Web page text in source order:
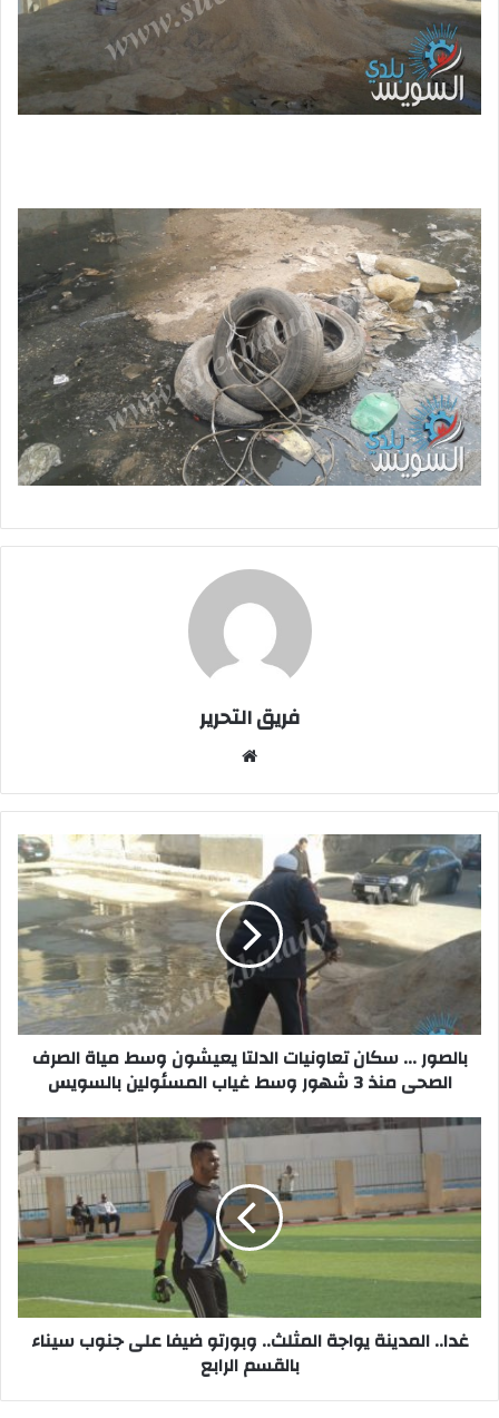
فريق التحرير
بالصور
...
سكان
تعاونيات
الدلتا
يعيشون
وسط
الصرف
الصحى
شهور
غياب
المسئولين
بالسويس
بالصور ... سكان تعاونيات الدلتا يعيشون وسط مياة الصرف
الصحى منذ 3 شهور وسط غياب المسئولين بالسويس
غدا..
المدينة
يواجة
المثلث..
وبورتو
ضيفا
جنوب
سيناء
بالقسم
غدا.. المدينة يواجة المثلث.. وبورتو ضيفا على جنوب سيناء
بالقسم الرابع